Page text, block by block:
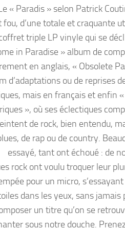
« Paradis » selon Patrick
fou, d’une totale et craquante
triple LP vinyle qui se
in Paradise » album de
en anglais, « Obsolete
d’adaptations ou de reprises
mais en français et enfin
», où ses éclectiques
de rock, bien entendu,
de rap ou de country.
essayé, tant ont échoué : de
rock ont voulu troquer leur
pour un micro,
dans les yeux, sans jamais
un titre qu’on se
sous notre douche.